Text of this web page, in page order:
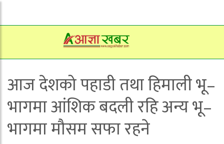
आज देशको पहाडी तथा हिमाली भू–
भागमा आंशिक बदली रहि अन्य भू–
भागमा मौसम सफा रहने